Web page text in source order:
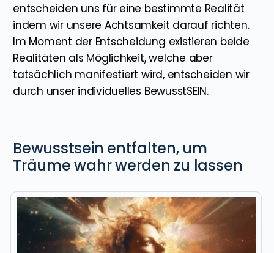
entscheiden uns für eine bestimmte Realität
indem wir unsere Achtsamkeit darauf richten.
Im Moment der Entscheidung existieren beide
Realitäten als Möglichkeit, welche aber
tatsächlich manifestiert wird, entscheiden wir
durch unser individuelles BewusstSEIN.
Bewusstsein entfalten, um
Träume wahr werden zu lassen